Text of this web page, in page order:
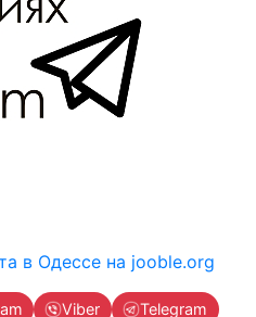
в Одессе на jooble.org
Viber Telegram